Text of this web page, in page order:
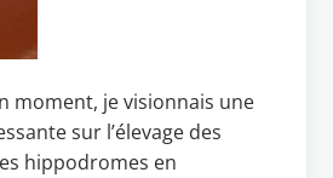
moment, je visionnais une
sur l’élevage des
hippodromes en